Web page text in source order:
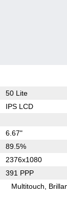
50 Lite
IPS LCD
6.67"
89.5%
2376x1080
391 PPP
Multitouch